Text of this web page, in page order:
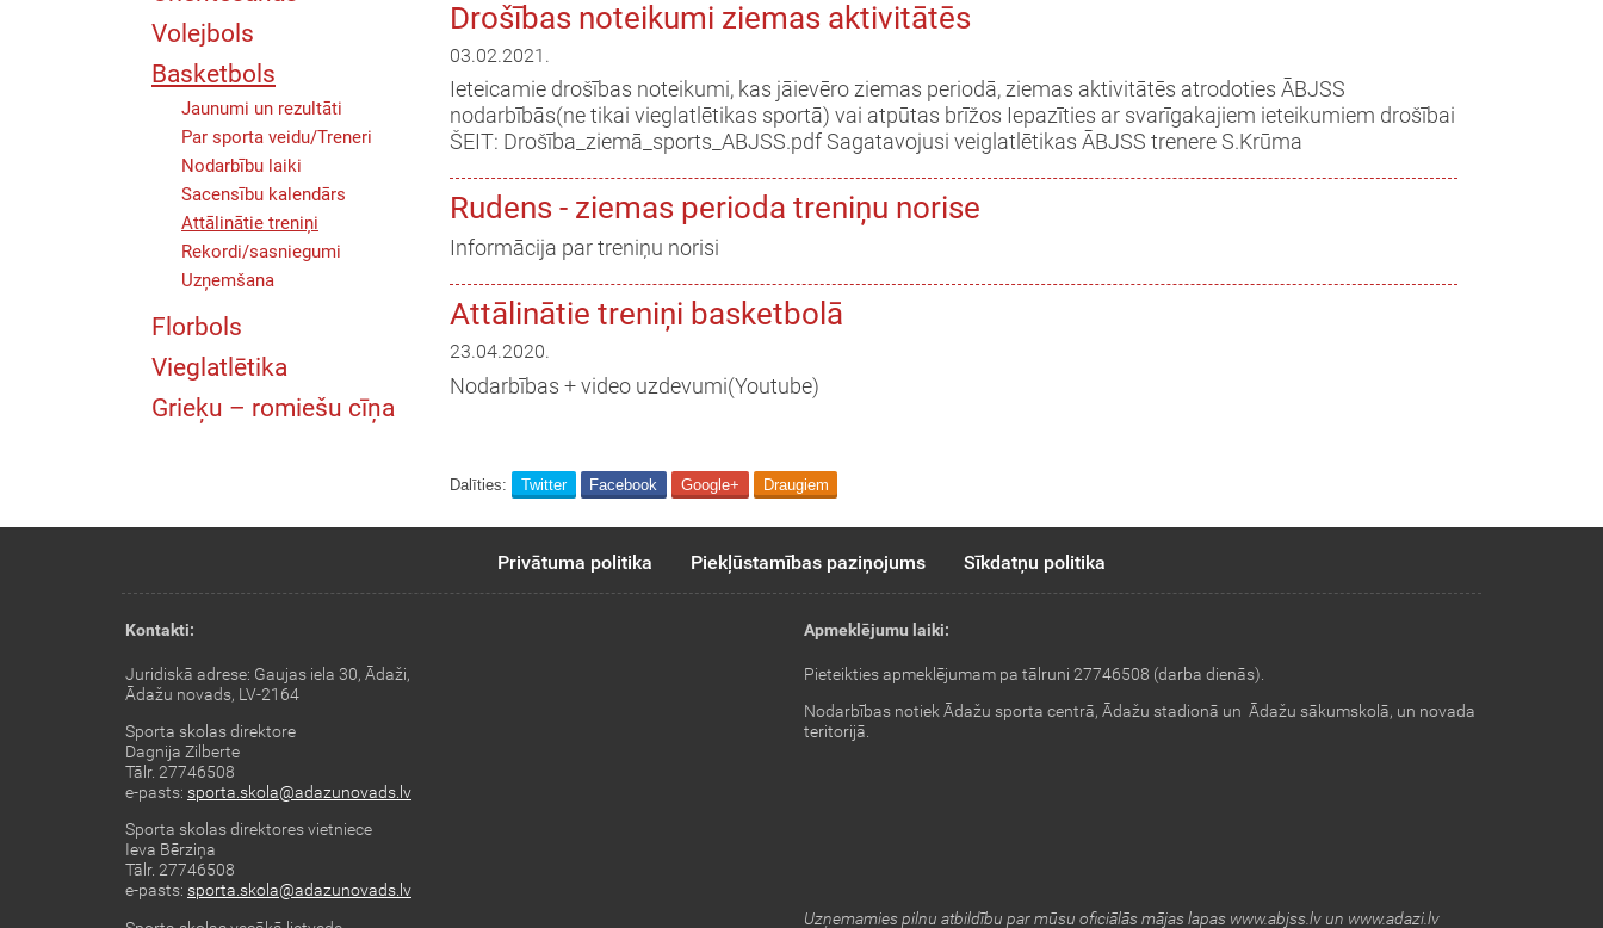
Volejbols
Basketbols
Jaunumi un rezultāti
Par sporta veidu/Treneri
Nodarbību laiki
Sacensību kalendārs
Attālinātie treniņi
Rekordi/sasniegumi
Uzņemšana
Florbols
Vieglatlētika
Grieķu – romiešu cīņa
Drošības noteikumi ziemas aktivitātēs
03.02.2021.
Ieteicamie drošības noteikumi, kas jāievēro ziemas periodā, ziemas aktivitātēs atrodoties ĀBJSS
nodarbībās(ne tikai vieglatlētikas sportā) vai atpūtas brīžos Iepazīties ar svarīgakajiem ieteikumiem drošībai
ŠEIT: Drošība_ziemā_sports_ABJSS.pdf Sagatavojusi veiglatlētikas ĀBJSS trenere S.Krūma
Rudens - ziemas perioda treniņu norise
Informācija par treniņu norisi
Attālinātie treniņi basketbolā
23.04.2020.
Nodarbības + video uzdevumi(Youtube)
Dalīties: Twitter Facebook Google+ Draugiem
Privātuma politika Piekļūstamības paziņojums Sīkdatņu politika
Kontakti:
Juridiskā adrese: Gaujas iela 30, Ādaži,
Ādažu novads, LV-2164
Sporta skolas direktore
Dagnija Zilberte
Tālr. 27746508
e-pasts: sporta.skola@adazunovads.lv
Sporta skolas direktores vietniece
Ieva Bērziņa
Tālr. 27746508
e-pasts: sporta.skola@adazunovads.lv
Apmeklējumu laiki:
Pieteikties apmeklējumam pa tālruni 27746508 (darba dienās).
Nodarbības notiek Ādažu sporta centrā, Ādažu stadionā un Ādažu sākumskolā, un novada
teritorijā.
Uzņemamies pilnu atbildību par mūsu oficiālās mājas lapas www.abjss.lv un www.adazi.lv